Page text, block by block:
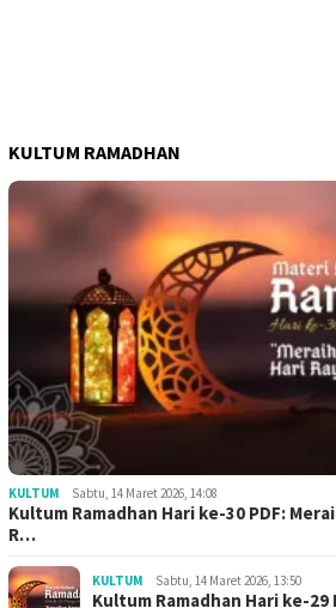
KULTUM RAMADHAN
KULTUM Sabtu, 14 Maret 2026, 14:08
Kultum Ramadhan Hari ke-30 PDF:
R…
KULTUM Sabtu, 14 Maret 2026, 13:50
Kultum Ramadhan Hari ke-29